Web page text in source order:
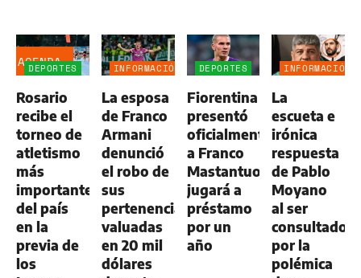
DEPORTES
AGENDA
Rosario
recibe el
torneo de
atletismo
más
importante
del país
en la
previa de
los
INFORMACIÓN
La esposa
de Franco
Armani
denunció
el robo de
sus
pertenencias
valuadas
en 20 mil
dólares
DEPORTES
Fiorentina
presentó
oficialmente
a Franco
Mastantuono:
jugará a
préstamo
por un
año
INFORMACIÓN
La
escueta e
irónica
respuesta
de Pablo
Moyano
al ser
consultado
por la
polémica